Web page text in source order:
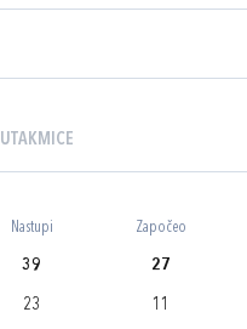
UTAKMICE
Nastupi Započeo
39 27
23 11